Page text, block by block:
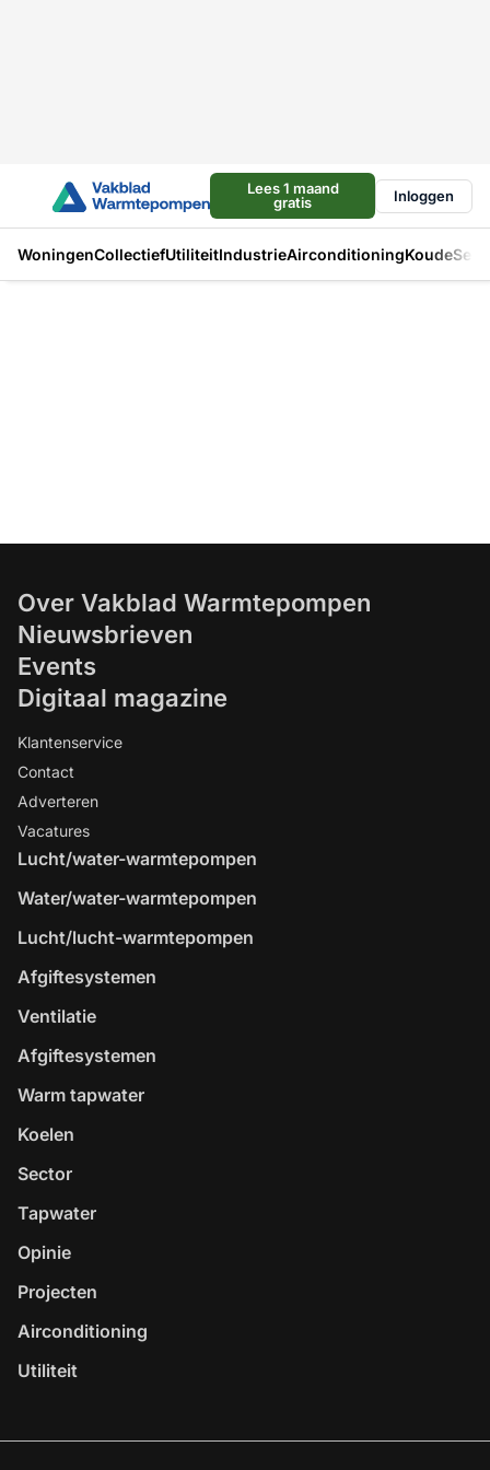
Lees 1 maand
gratis
Inloggen
WoningenCollectiefUtiliteitIndustrieAirconditioningKoude
Over Vakblad Warmtepompen
Nieuwsbrieven
Events
Digitaal magazine
Klantenservice
Contact
Adverteren
Vacatures
Lucht/water-warmtepompen
Water/water-warmtepompen
Lucht/lucht-warmtepompen
Afgiftesystemen
Ventilatie
Afgiftesystemen
Warm tapwater
Koelen
Sector
Tapwater
Opinie
Projecten
Airconditioning
Utiliteit